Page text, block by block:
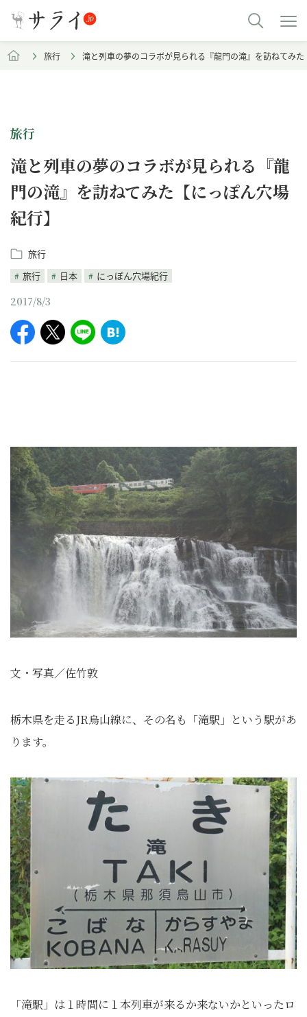
旅行 滝と列車の夢のコラボが見られる『龍門の滝』を訪ねてみ
旅行
滝と列車の夢のコラボが見られる『龍
門の滝』を訪ねてみた【にっぽん穴場
紀行】
旅行
旅行
日本 にっぽん穴場紀行
2017/8/3
文・写真／佐竹敦
栃木県を走るJR烏山線に、その名も「滝駅」という駅があ
ります。
「滝駅」は１時間に１本列車が来るか来ないかといったロ